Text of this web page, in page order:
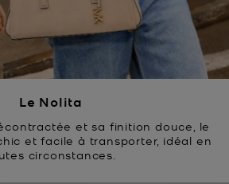
Le Nolita
et sa finition douce, le
et facile à transporter, idéal en
circonstances.